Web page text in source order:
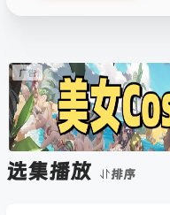
选集播放 排序